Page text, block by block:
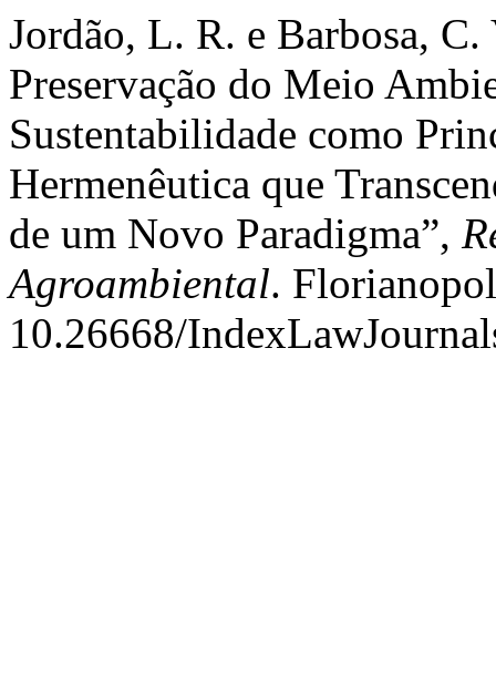
Jordão, L. R. e Barbosa,
Preservação do Meio
Sustentabilidade como
Hermenêutica que
de um Novo Paradigma”,
Agroambiental.
10.26668/